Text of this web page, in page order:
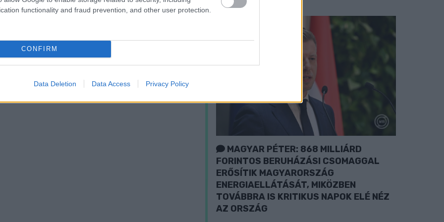
functionality and fraud prevention, and other user protection.
CONFIRM
Data Deletion Data Access Privacy Policy
MAGYAR PÉTER: 868 MILLIÁRD
FORINTOS BERUHÁZÁSI CSOMAGGAL
ERŐSÍTIK MAGYARORSZÁG
ENERGIAELLÁTÁSÁT, MIKÖZBEN
TOVÁBBRA IS KRITIKUS NAPOK ELÉ NÉZ
AZ ORSZÁG